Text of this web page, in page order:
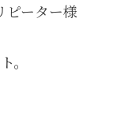
ピーター様
。